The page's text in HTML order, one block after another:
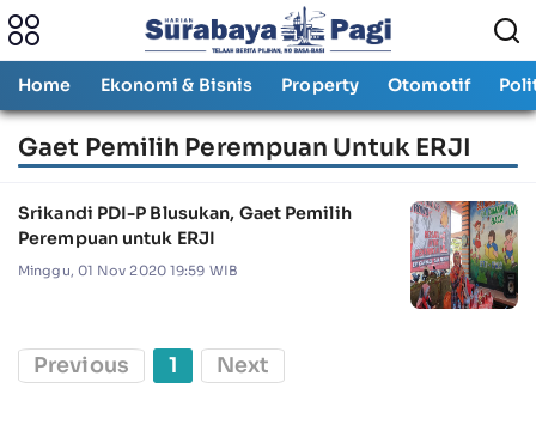
Home Ekonomi & Bisnis Property Otomotif
Gaet Pemilih Perempuan Untuk ERJI
Srikandi PDI-P Blusukan, Gaet Pemilih
Perempuan untuk ERJI
Minggu, 01 Nov 2020 19:59 WIB
Previous 1 Next